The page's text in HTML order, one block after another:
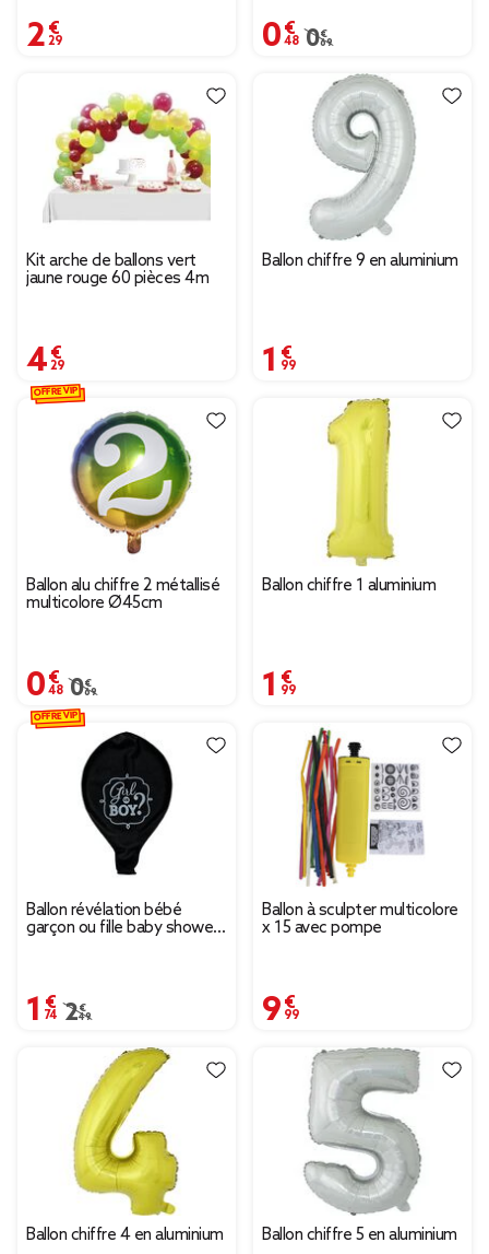
2,29 € 0,48 €
Prix remisé de 0,69 €
0,69 €
Kit arche de ballons vert
jaune rouge 60 pièces 4m
4,29 €
Ballon chiffre 9 en aluminium
1,99 €
Ballon alu chiffre 2 métallisé
multicolore Ø45cm
0,48 €
Prix remisé de 0,69 € à 0,48 €
0,69 €
OFFRE VIP
Ballon chiffre 1 aluminium
1,99 €
Ballon révélation bébé
garçon ou fille baby shower
1,74 €
Prix remisé de 2,49 € à 1,74 €
2,49 €
OFFRE VIP
Ballon à sculpter multicolore
x 15 avec pompe
9,99 €
Ballon chiffre 4 en aluminium Ballon chiffre 5 en aluminium